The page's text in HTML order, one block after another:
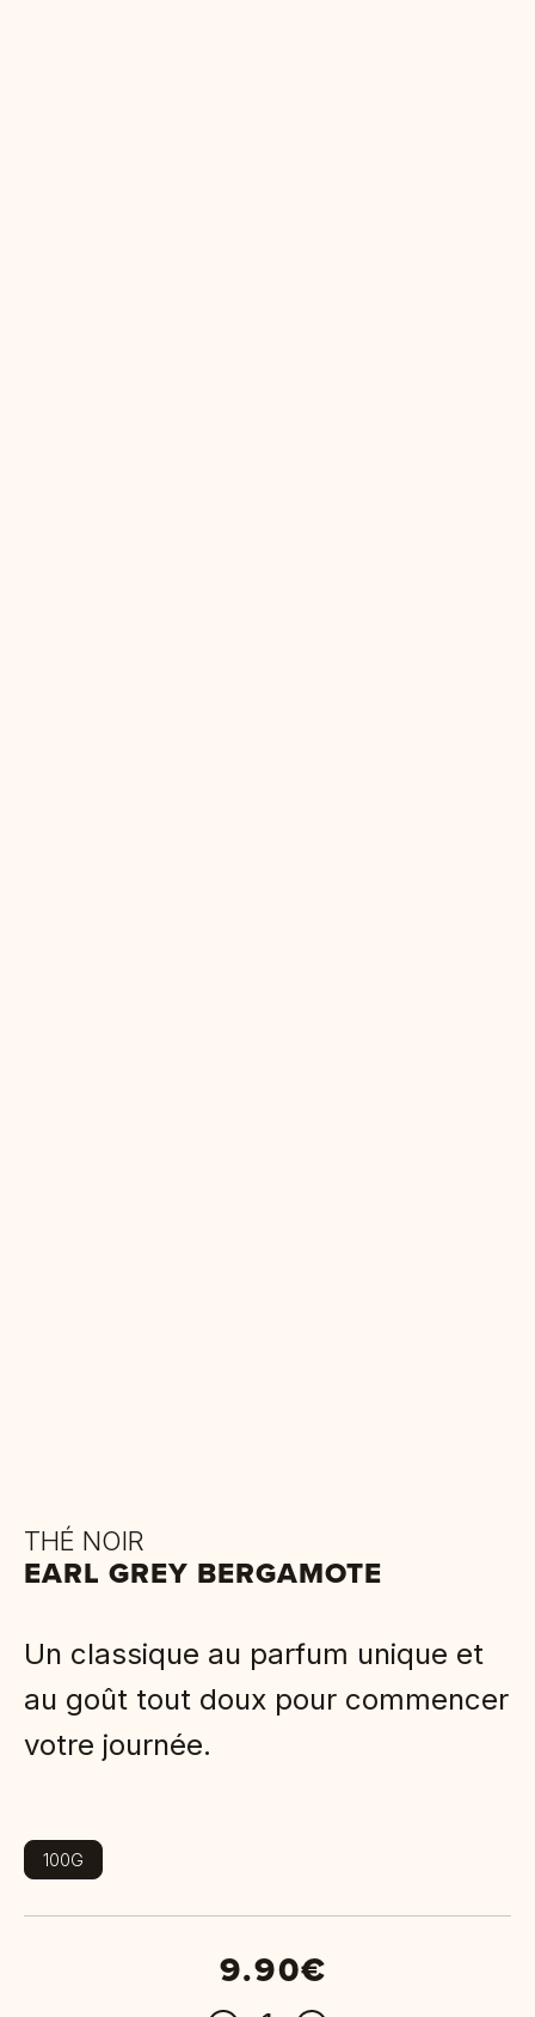
THÉ NOIR
EARL GREY BERGAMOTE
Un classique au parfum unique et
au goût tout doux pour commencer
votre journée.
100G
9.90€